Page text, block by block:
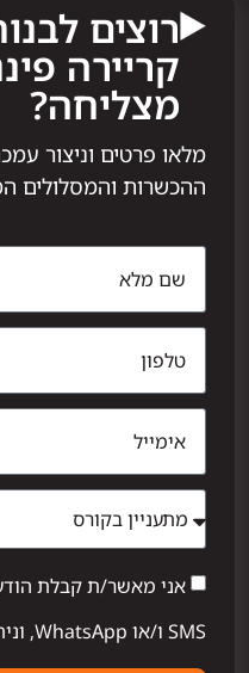
רוצים
קריירה
מצליחה?
מלאו פרטים וניצור
ההכשרות והמסלולים
אני מאשר/ת קבלת
SMS ו/או WhatsApp, וניתן להסיר את הסכמתי בכל עת.